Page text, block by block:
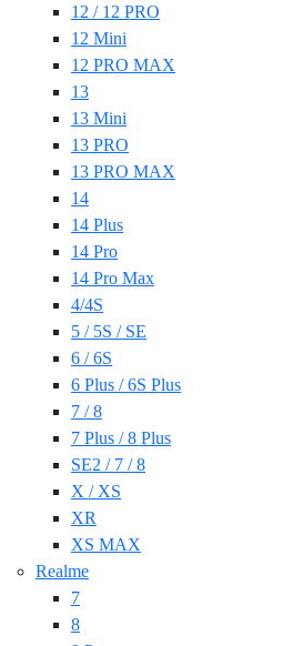
12 / 12 PRO
12 Mini
12 PRO MAX
13
13 Mini
13 PRO
13 PRO MAX
14
14 Plus
14 Pro
14 Pro Max
4/4S
5 / 5S / SE
6 / 6S
6 Plus / 6S Plus
7 / 8
7 Plus / 8 Plus
SE2 / 7 / 8
X / XS
XR
XS MAX
Realme
7
8